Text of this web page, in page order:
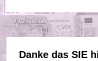
Danke das SIE